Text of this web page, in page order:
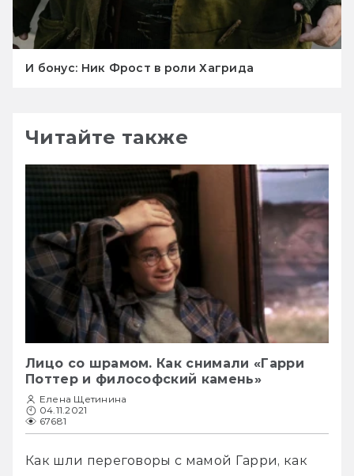
И бонус: Ник Фрост в роли Хагрида
Читайте также
Лицо со шрамом. Как снимали «Гарри
Поттер и философский камень»
Елена Щетинина
04.11.2021
67681
Как шли переговоры с мамой Гарри, как